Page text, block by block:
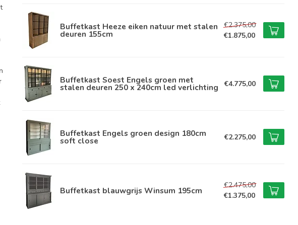
Buffetkast Heeze eiken natuur met stalen
deuren 155cm
€2.375,00
€1.875,00
Buffetkast Soest Engels groen met
stalen deuren 250 x 240cm led verlichting €4.775,00
Buffetkast Engels groen design 180cm
soft close €2.275,00
Buffetkast blauwgrijs Winsum 195cm
€2.475,00
€1.375,00